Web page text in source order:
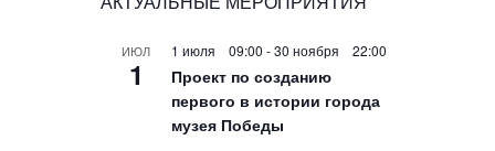
ИЮЛ
1
1 июля 09:00 -30 ноября 22:00
Проект по созданию
первого в истории города
музея Победы